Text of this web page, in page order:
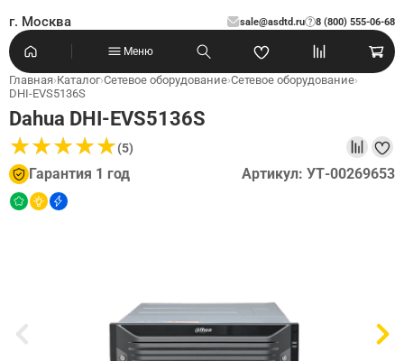
г. Москва sale@asdtd.ru 8 (800) 555-06-68
?
Меню
Главная›Каталог›Сетевое оборудование›Сетевое оборудование›
DHI-EVS5136S
Dahua DHI-EVS5136S
★★★★★
★★★★★(5)
Гарантия 1 год Артикул: УТ-00269653